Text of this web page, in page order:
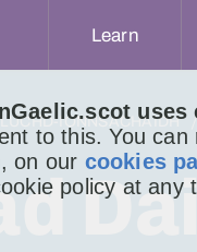
uses
to this. You
on our cookies
policy at any
Learn
LUCHD-IONNSACHAIDH